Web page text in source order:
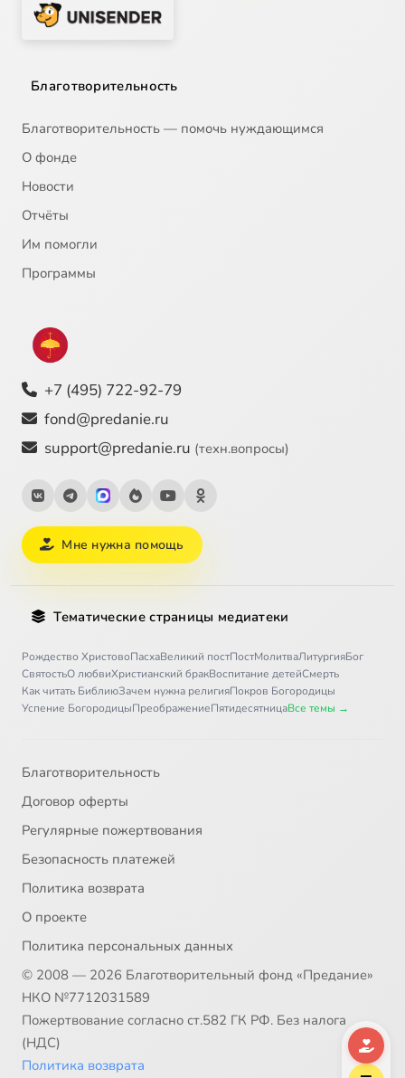
Благотворительность
Благотворительность — помочь нуждающимся
О фонде
Новости
Отчёты
Им помогли
Программы
+7 (495) 722-92-79
fond@predanie.ru
support@predanie.ru (техн.вопросы)
Мне нужна помощь
Тематические страницы медиатеки
Рождество ХристовоПасхаВеликий постПостМолитваЛитургияБог
СвятостьО любвиХристианский бракВоспитание детейСмерть
Как читать БиблиюЗачем нужна религияПокров Богородицы
Успение БогородицыПреображениеПятидесятницаВсе темы →
Благотворительность
Договор оферты
Регулярные пожертвования
Безопасность платежей
Политика возврата
О проекте
Политика персональных данных
© 2008 — 2026 Благотворительный фонд «Предание»
НКО №7712031589
Пожертвование согласно ст.582 ГК РФ. Без налога
(НДС)
Политика возврата